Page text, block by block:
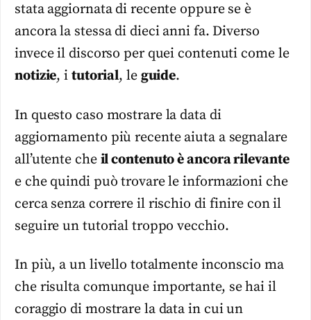
stata aggiornata di recente oppure se è
ancora la stessa di dieci anni fa. Diverso
invece il discorso per quei contenuti come le
notizie, i tutorial, le guide.
In questo caso mostrare la data di
aggiornamento più recente aiuta a segnalare
all’utente che il contenuto è ancora rilevante
e che quindi può trovare le informazioni che
cerca senza correre il rischio di finire con il
seguire un tutorial troppo vecchio.
In più, a un livello totalmente inconscio ma
che risulta comunque importante, se hai il
coraggio di mostrare la data in cui un